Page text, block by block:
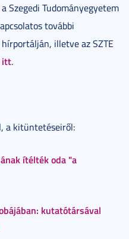
Szegedi Tudományegyetem
további
illetve az SZTE
itt.
a kitüntetéseiről:
ítélték oda "a
kutatótársával